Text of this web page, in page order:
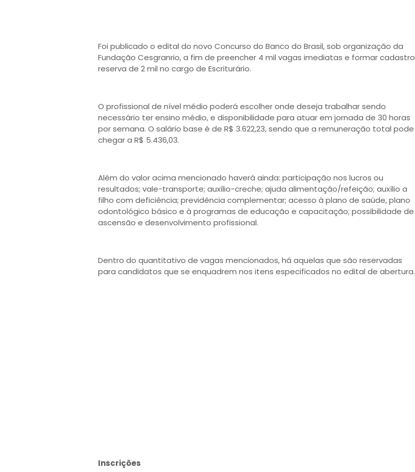
Foi publicado o edital do novo Concurso do Banco do Brasil, sob organização da
Fundação Cesgranrio, a fim de preencher 4 mil vagas imediatas e formar cadastro
reserva de 2 mil no cargo de Escriturário.
O profissional de nível médio poderá escolher onde deseja trabalhar sendo
necessário ter ensino médio, e disponibilidade para atuar em jornada de 30 horas
por semana. O salário base é de R$ 3.622,23, sendo que a remuneração total pode
chegar a R$ 5.436,03.
Além do valor acima mencionado haverá ainda: participação nos lucros ou
resultados; vale-transporte; auxílio-creche; ajuda alimentação/refeição; auxílio a
filho com deficiência; previdência complementar; acesso à plano de saúde, plano
odontológico básico e à programas de educação e capacitação; possibilidade de
ascensão e desenvolvimento profissional.
Dentro do quantitativo de vagas mencionados, há aquelas que são reservadas
para candidatos que se enquadrem nos itens especificados no edital de abertura.
Inscrições